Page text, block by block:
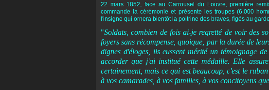
22 mars 1852, face au Carrousel du Louvre, première
commande la cérémonie et présente les troupes (6.000
l'insigne qui ornera bientôt la poitrine des braves, figés au
"Soldats, combien de fois ai-je regretté de voir des
foyers sans récompense, quoique, par la durée de
dignes d'éloges, ils eussent mérité un témoignage
accorder que j'ai institué cette médaille. Elle
certainement, mais ce qui est beaucoup, c'est le
à vos camarades, à vos familles, à vos concitoyens